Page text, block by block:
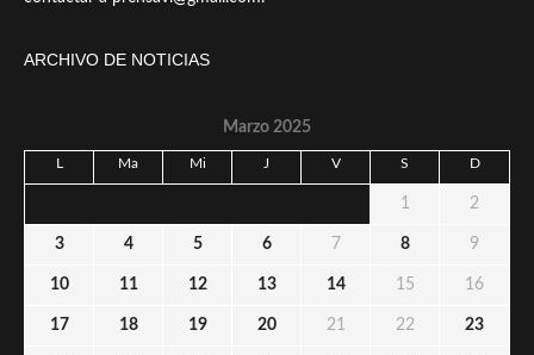
ARCHIVO DE NOTICIAS
Marzo 2025
L Ma Mi J V S D
1 2
3 4 5 6 7 8 9
10 11 12 13 14 15 16
17 18 19 20 21 22 23